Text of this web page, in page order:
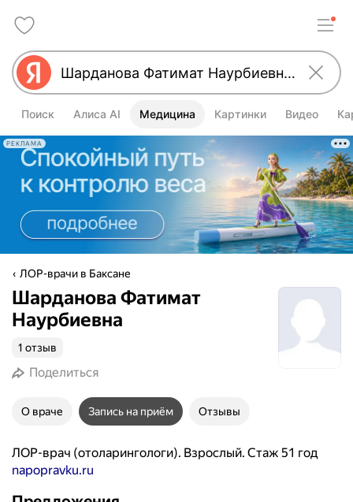
Поиск Алиса AI Медицина Картинки Видео
РЕКЛАМА
ЛОР-врачи в Баксане
Шарданова Фатимат
Наурбиевна
1 отзыв
Поделиться
О враче Запись на приём Отзывы
ЛОР-врач (отоларингологи). Взрослый. Стаж 51 год
napopravku.ru